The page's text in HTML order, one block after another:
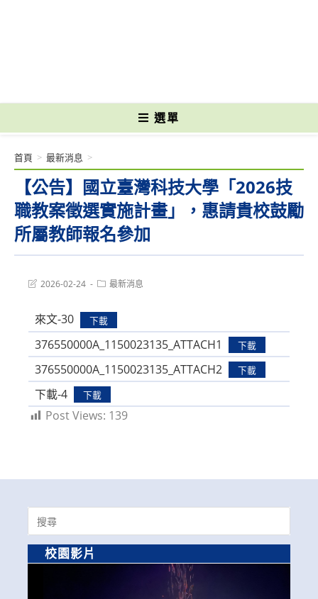
選單
【公告】國立臺灣科技大學「2026技
職教案徵選實施計畫」，惠請貴校鼓勵
所屬教師報名參加
首頁 > 最新消息 >
Post2026-02-24
Post最新消息
來文-30 下載
376550000A_1150023135_ATTACH1 下載
376550000A_1150023135_ATTACH2 下載
下載-4 下載
Post Views: 139
Search
for:
校園影片